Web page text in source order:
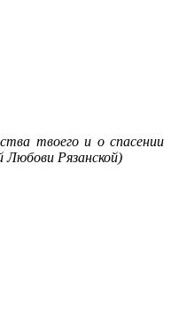
твоего и о спасении
Рязанской)